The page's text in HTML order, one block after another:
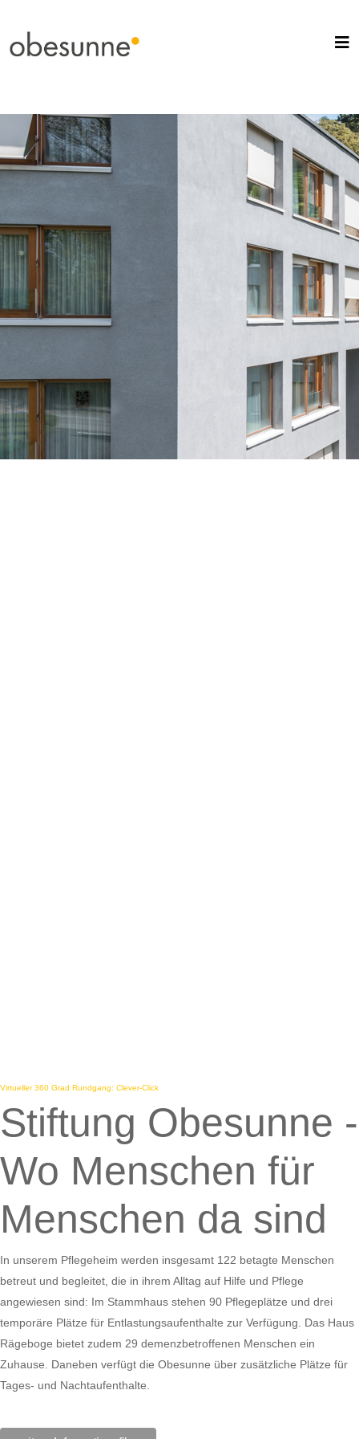
Virtueller 360 Grad Rundgang: Clever-Click
Stiftung Obesunne -
Wo Menschen für
Menschen da sind
In unserem Pflegeheim werden insgesamt 122 betagte Menschen
betreut und begleitet, die in ihrem Alltag auf Hilfe und Pflege
angewiesen sind: Im Stammhaus stehen 90 Pflegeplätze und drei
temporäre Plätze für Entlastungsaufenthalte zur Verfügung. Das Haus
Rägeboge bietet zudem 29 demenzbetroffenen Menschen ein
Zuhause. Daneben verfügt die Obesunne über zusätzliche Plätze für
Tages- und Nachtaufenthalte.